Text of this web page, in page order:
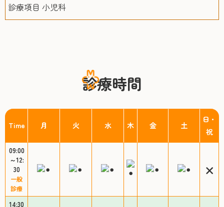
診療項目 小児科
診療時間
Time 月 火 水 木 金 土
日・
祝
09:00
～12:
30
一般
診療
14:30